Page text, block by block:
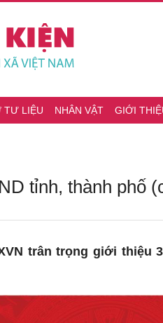
TƯ LIỆU NHÂN VẬT GIỚI
tỉnh, thành phố
trân trọng giới